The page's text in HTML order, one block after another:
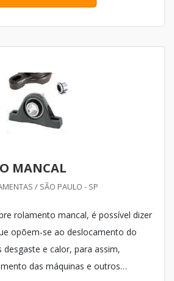
MANCAL
/ SÃO PAULO - SP
rolamento mancal, é possível dizer
opõem-se ao deslocamento do
e calor, para assim,
das máquinas e outros